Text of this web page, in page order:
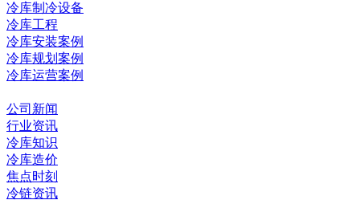
冷库制冷设备
冷库工程
冷库安装案例
冷库规划案例
冷库运营案例
公司新闻
行业资讯
冷库知识
冷库造价
焦点时刻
冷链资讯